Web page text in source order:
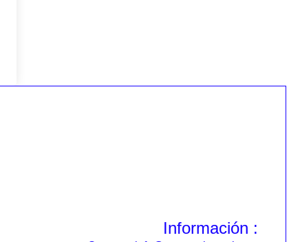
Información :